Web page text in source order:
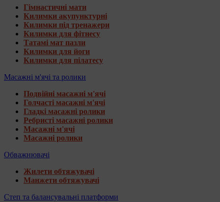
Гімнастичні мати
Килимки акупунктурні
Килимки під тренажери
Килимки для фітнесу
Татамі мат пазли
Килимки для йоги
Килимки для пілатесу
Масажні м'ячі та ролики
Подвійні масажні м'ячі
Голчасті масажні м'ячі
Гладкі масажні ролики
Ребристі масажні ролики
Масажні м'ячі
Масажні ролики
Обважнювачі
Жилети обтяжувачі
Манжети обтяжувачі
Степ та балансувальні платформи